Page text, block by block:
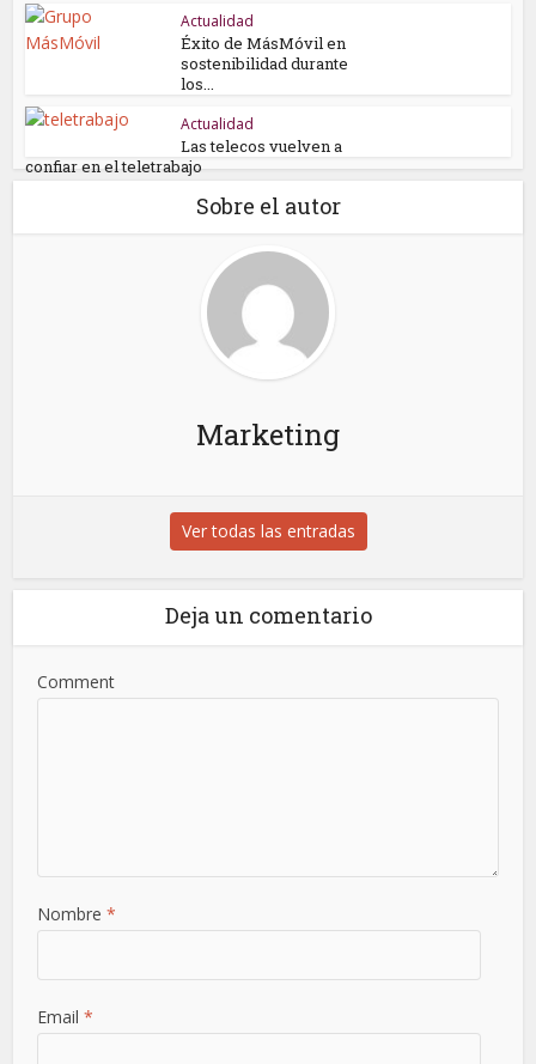
Actualidad
Éxito de MásMóvil en
sostenibilidad durante
los...
Actualidad
Las telecos vuelven a
confiar en el teletrabajo
Sobre el autor
Marketing
Ver todas las entradas
Deja un comentario
Comment
Nombre *
Email *